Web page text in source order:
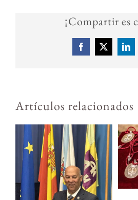
¡Compartir es
Facebook
X
Artículos relacionados